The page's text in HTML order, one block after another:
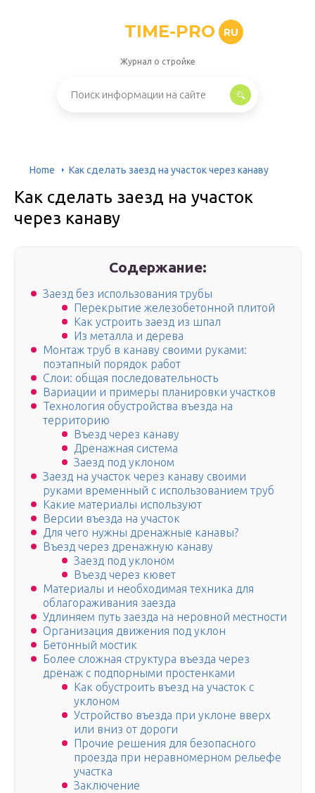
TIME-PRO RU
Журнал о стройке
Home Как сделать заезд на участок через канаву
Как сделать заезд на участок
через канаву
Содержание:
Заезд без использования трубы
Перекрытие железобетонной плитой
Как устроить заезд из шпал
Из металла и дерева
Монтаж труб в канаву своими руками:
поэтапный порядок работ
Слои: общая последовательность
Вариации и примеры планировки участков
Технология обустройства въезда на
территорию
Въезд через канаву
Дренажная система
Заезд под уклоном
Заезд на участок через канаву своими
руками временный с использованием труб
Какие материалы используют
Версии въезда на участок
Для чего нужны дренажные канавы?
Въезд через дренажную канаву
Заезд под уклоном
Въезд через кювет
Материалы и необходимая техника для
облагораживания заезда
Удлиняем путь заезда на неровной местности
Организация движения под уклон
Бетонный мостик
Более сложная структура въезда через
дренаж с подпорными простенками
Как обустроить въезд на участок с
уклоном
Устройство въезда при уклоне вверх
или вниз от дороги
Прочие решения для безопасного
проезда при неравномерном рельефе
участка
Заключение